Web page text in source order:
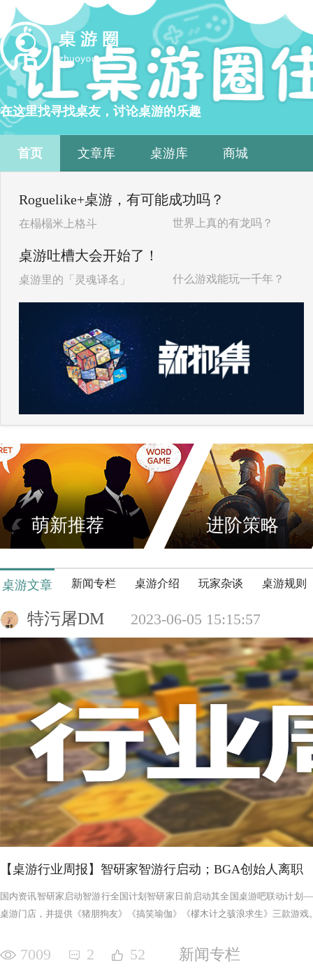
在这里找寻找桌友，讨论桌游的乐趣
首页 文章库 桌游库 商城
Roguelike+桌游，有可能成功吗？
在榻榻米上格斗 世界上真的有龙吗？
桌游吐槽大会开始了！
桌游里的「灵魂译名」 什么游戏能玩一千年？
萌新推荐 进阶策略
桌游文章 新闻专栏 桌游介绍 玩家杂谈 桌游规则
特污屠DM 2023-06-05 15:15:57
【桌游行业周报】智研家智游行启动；BGA创始人离职
国内资讯智研家启动智游行全国计划智研家日前启动其全国桌游吧联动计
桌游门店，并提供《猪朋狗友》《搞笑瑜伽》《樛木计之骇浪求生》三款游戏
7009 2 52 新闻专栏